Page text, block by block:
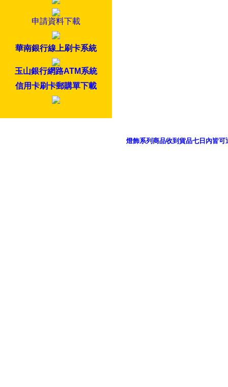
申請資料下載
華南銀行線上刷卡系統
玉山銀行網路ATM系統
信用卡刷卡郵購單下載
燈飾系列商品收到貨品七日內皆